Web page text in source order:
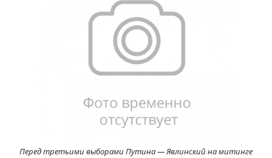
Перед третьими выборами Путина — Явлинский на митинге